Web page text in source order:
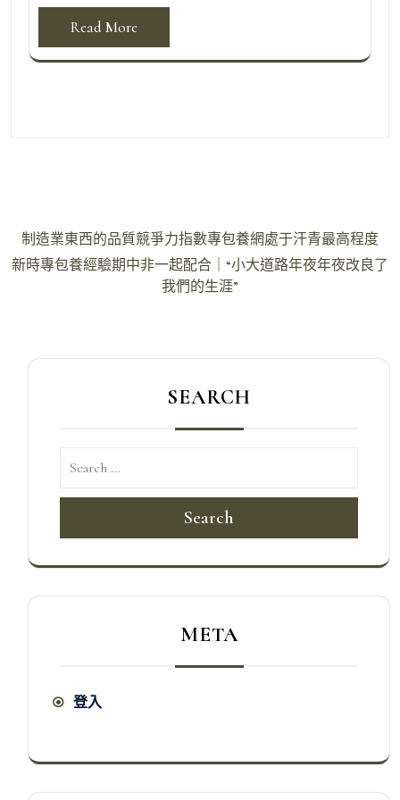
Read More
文
章
制造業東西的品質競爭力指數專包養網處于汗青最高程度
新時專包養經驗期中非一起配合｜“小大道路年夜年夜改良了
我們的生涯”
SEARCH
Search
META
登入